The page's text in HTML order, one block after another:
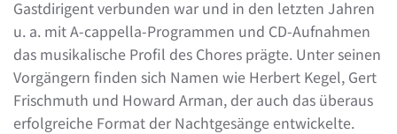
Gastdirigent verbunden war und in den letzten Jahren
u. a. mit A-cappella-Programmen und CD-Aufnahmen
das musikalische Profil des Chores prägte. Unter seinen
Vorgängern finden sich Namen wie Herbert Kegel, Gert
Frischmuth und Howard Arman, der auch das überaus
erfolgreiche Format der Nachtgesänge entwickelte.